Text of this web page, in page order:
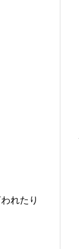
れたり